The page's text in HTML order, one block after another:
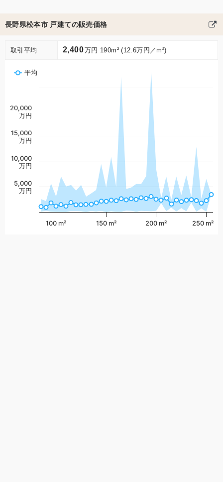
長野県松本市 戸建ての販売価格
取引平均 2,400万円 190m² (12.6万円／m²)
平均
100 m² 150 m² 200 m² 250 m²
5,000
万円
10,000
万円
15,000
万円
20,000
万円